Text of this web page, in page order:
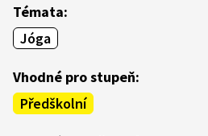
Témata:
Jóga
Vhodné pro stupeň:
Předškolní